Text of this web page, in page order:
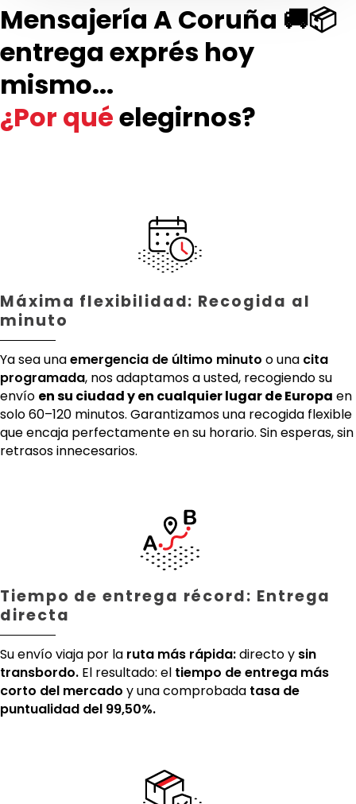
Mensajería A Coruña 🚚📦
entrega exprés hoy
mismo...
¿Por quéelegirnos?
Máxima flexibilidad: Recogida al
minuto
Ya sea unaemergencia de último minuto o una cita
programada, nos adaptamos a usted, recogiendo su
envío en su ciudad y en cualquier lugar de Europa en
solo 60–120 minutos. Garantizamos una recogida flexible
que encaja perfectamente en su horario. Sin esperas, sin
retrasos innecesarios.
Tiempo de entrega récord: Entrega
directa
Su envío viaja por la ruta más rápida:directo y sin
transbordo. El resultado: el tiempo de entrega más
corto del mercado y una comprobada tasa de
puntualidad del 99,50%.